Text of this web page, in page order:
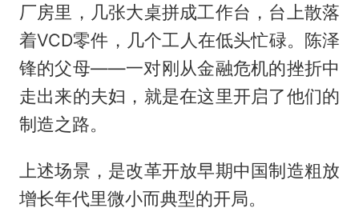
厂房里，几张大桌拼成工作台，台上散落
着VCD零件，几个工人在低头忙碌。陈泽
锋的父母——一对刚从金融危机的挫折中
走出来的夫妇，就是在这里开启了他们的
制造之路。
上述场景，是改革开放早期中国制造粗放
增长年代里微小而典型的开局。